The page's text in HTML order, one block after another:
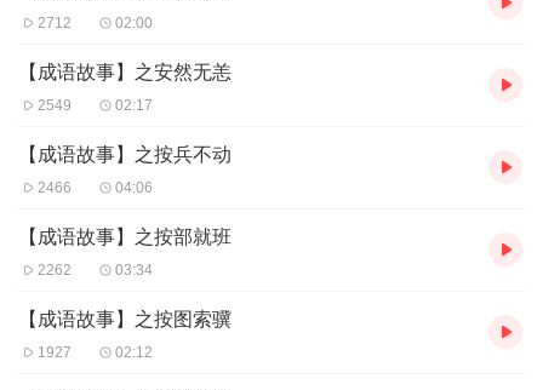
《防疫总动员|新冠病毒科普故事》←点击收听
《淘淘奇遇记|垃圾分类童话故事》←点击收听
《恐龙故事|穿越时空寻找理理恩龙》←点击收听
2712 02:00
【成语故事】之安然无恙
2549 02:17
【成语故事】之按兵不动
2466 04:06
【成语故事】之按部就班
2262 03:34
【成语故事】之按图索骥
1927 02:12